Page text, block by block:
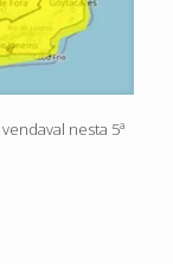
nesta 5ª